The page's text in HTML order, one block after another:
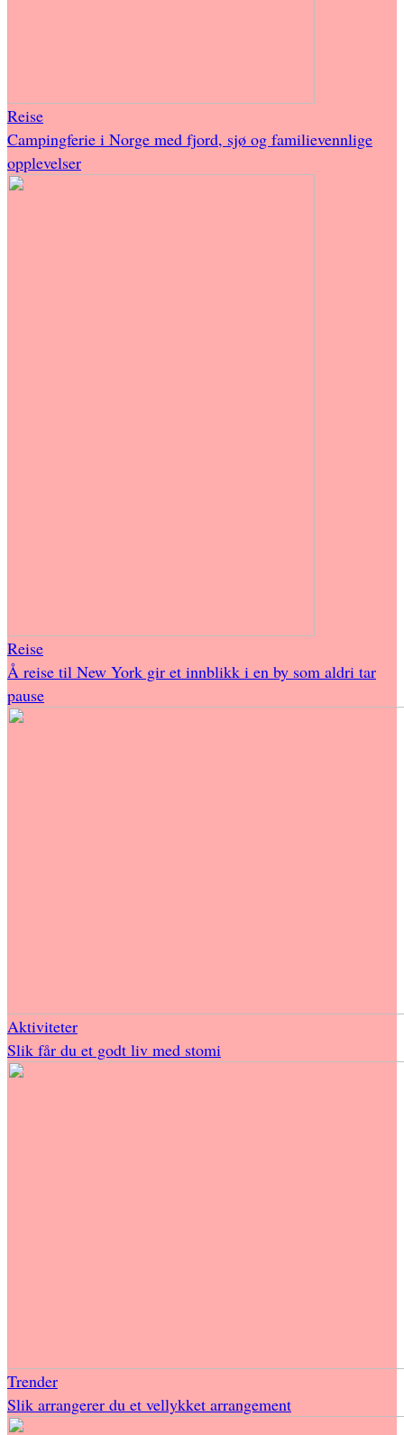
Reise
Campingferie i Norge med fjord, sjø og familievennlige
opplevelser
Reise
Å reise til New York gir et innblikk i en by som aldri tar
pause
Aktiviteter
Slik får du et godt liv med stomi
Trender
Slik arrangerer du et vellykket arrangement